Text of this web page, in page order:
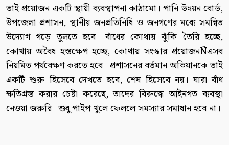
তাই প্রয়োজন একটি স্থায়ী ব্যবস্থাপনা কাঠামো। পানি উন্নয়ন বোর্ড,
উপজেলা প্রশাসন, স্থানীয় জনপ্রতিনিধি ও জনগণের মধ্যে সমন্বিত
উদ্যোগ গড়ে তুলতে হবে। বাঁধের কোথায় ঝুঁকি তৈরি হচ্ছে,
কোথায় অবৈধ হস্তক্ষেপ হচ্ছে, কোথায় সংস্কার প্রয়োজনÑএসব
নিয়মিত পর্যবেক্ষণ করতে হবে। প্রশাসনের বর্তমান অভিযানকে তাই
একটি শুরু হিসেবে দেখতে হবে, শেষ হিসেবে নয়। যারা বাঁধ
ক্ষতিগ্রস্ত করার চেষ্টা করেছে, তাদের বিরুদ্ধে আইনগত ব্যবস্থা
নেওয়া জরুরি। শুধু পাইপ খুলে ফেললে সমস্যার সমাধান হবে না।